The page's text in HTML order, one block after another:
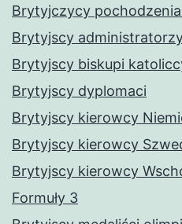
Brytyjczycy
Brytyjscy
Brytyjscy biskupi
Brytyjscy dyplomaci
Brytyjscy kierowcy
Brytyjscy kierowcy
Brytyjscy kierowcy
Formuły 3